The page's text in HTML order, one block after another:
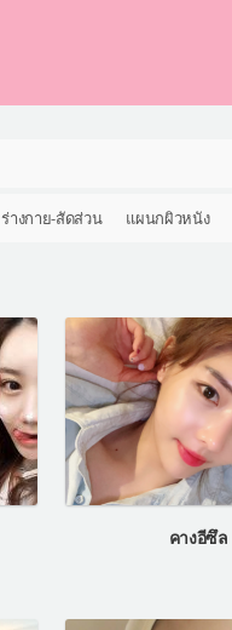
ร่างกาย-สัดส่วน แผนกผิวหนัง
คางอีซึล